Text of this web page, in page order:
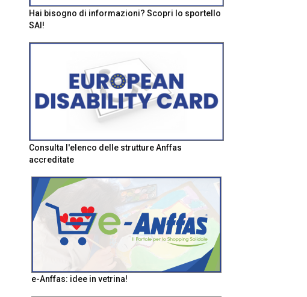
Hai bisogno di informazioni? Scopri lo sportello
SAI!
Consulta l'elenco delle strutture Anffas
accreditate
e-Anffas: idee in vetrina!